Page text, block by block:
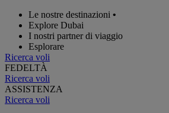
Le nostre destinazioni •
Explore Dubai
I nostri partner di viaggio
Esplorare
Ricerca voli
FEDELTÀ
Ricerca voli
ASSISTENZA
Ricerca voli